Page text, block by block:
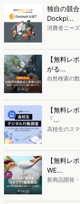
せてくれま
アント（依
解説します。
独自の競
Dockpi...
消費者ニー
で、競合分
データを活
消費者分析
や活用方法
【無料レ
がる...
自然検索の
がページに
か、また、
制作するに
疑問をお抱
容となって
【無料レ
「...
高校生のス
最新の若年
ち、スマー
により高校
す。※資料は
【無料レ
WE...
新商品開発
調査を実施